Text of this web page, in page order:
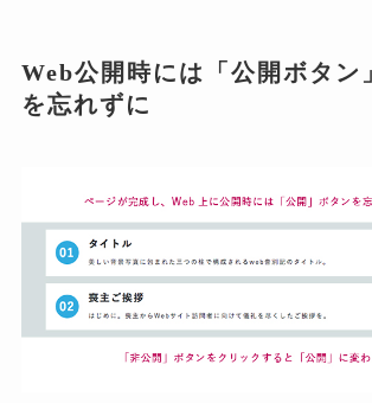
Web公開時には「公開ボタン
を忘れずに